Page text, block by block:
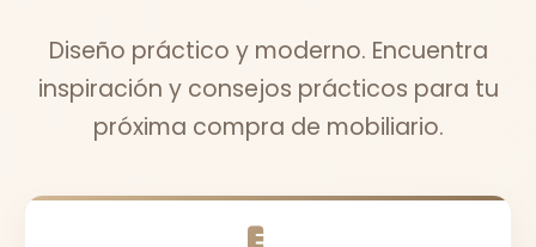
Diseño práctico y moderno. Encuentra
inspiración y consejos prácticos para tu
próxima compra de mobiliario.